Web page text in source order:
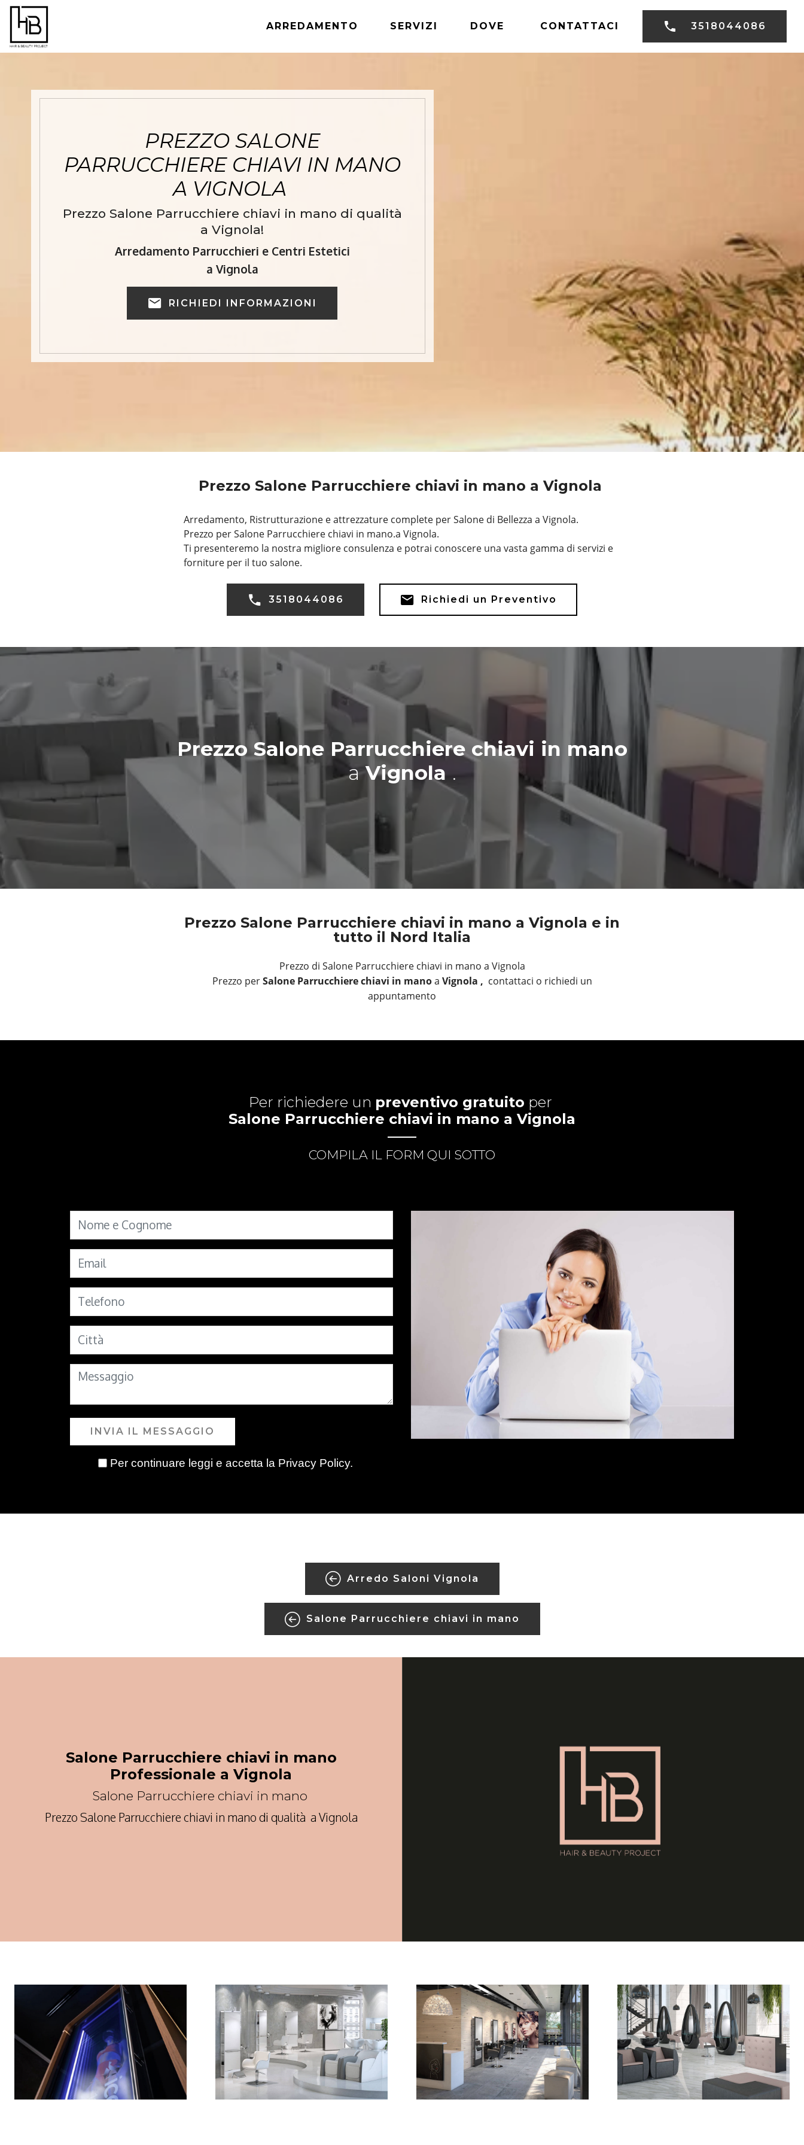
ARREDAMENTO SERVIZI DOVE CONTATTACI 3518044086
PREZZO SALONE
PARRUCCHIERE CHIAVI IN MANO
A VIGNOLA
Prezzo Salone Parrucchiere chiavi in mano di qualità
a Vignola!
Arredamento Parrucchieri e Centri Estetici
a Vignola
RICHIEDI INFORMAZIONI
Prezzo Salone Parrucchiere chiavi in mano a Vignola
Arredamento, Ristrutturazione e attrezzature complete per Salone di Bellezza a Vignola.
Prezzo per Salone Parrucchiere chiavi in mano.a Vignola.
Ti presenteremo la nostra migliore consulenza e potrai conoscere una vasta gamma di servizi e
forniture per il tuo salone.
3518044086 Richiedi un Preventivo
Prezzo Salone Parrucchiere chiavi in mano
aVignola .
Prezzo Salone Parrucchiere chiavi in mano a Vignola e in
tutto il Nord Italia
Prezzo di Salone Parrucchiere chiavi in mano a Vignola
Prezzo perSalone Parrucchiere chiavi in manoa Vignola , contattaci o richiedi un
appuntamento
Per richiedere un preventivo gratuito per
Salone Parrucchiere chiavi in mano a Vignola
COMPILA IL FORM QUI SOTTO
INVIA IL MESSAGGIO
Per continuare leggi e accetta la Privacy Policy.
Arredo Saloni Vignola
Salone Parrucchiere chiavi in mano
Salone Parrucchiere chiavi in mano
Professionale a Vignola
Salone Parrucchiere chiavi in mano
Prezzo Salone Parrucchiere chiavi in mano di qualità a Vignola